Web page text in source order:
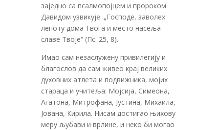
заједно са псалмопојцем и пророком
Давидом узвикује: „Господе, заволех
лепоту дома Твога и место насеља
славе Твоје“ (Пс. 25, 8).
Имао сам незаслужену привилегију и
благослов да сам живео крај великих
духовних атлета и подвижника, мојих
стараца и учитеља: Мојсија, Симеона,
Агатона, Митрофана, Јустина, Михаила,
Јована, Кирила. Нисам достигао њихову
меру љубави и врлине, и неко би могао